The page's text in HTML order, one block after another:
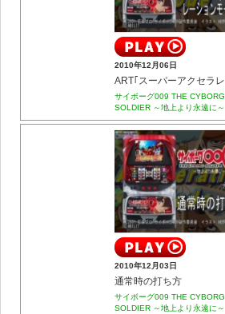
2010年12月06日
サイボーグ009 THE CYBORG
SOLDIER ～地上より永遠に～
2010年12月03日
通常時の打ち方
サイボーグ009 THE CYBORG
SOLDIER ～地上より永遠に～